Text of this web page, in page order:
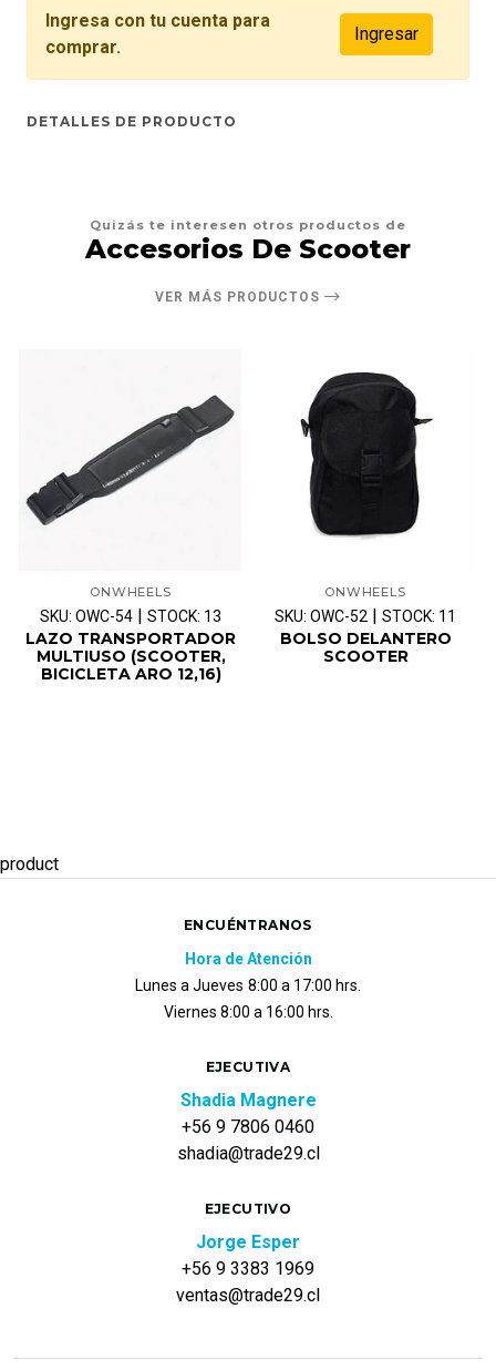
Ingresa con tu cuenta para
comprar.
Ingresar
DETALLES DE PRODUCTO
Quizás te interesen otros productos de
Accesorios De Scooter
VER MÁS PRODUCTOS
ONWHEELS
SKU: OWC-54 STOCK: 13
LAZO TRANSPORTADOR
MULTIUSO (SCOOTER,
BICICLETA ARO 12,16)
ONWHEELS
SKU: OWC-52 STOCK: 11
BOLSO DELANTERO
SCOOTER
product
ENCUÉNTRANOS
Hora de Atención
Lunes a Jueves 8:00 a 17:00 hrs.
Viernes 8:00 a 16:00 hrs.
EJECUTIVA
Shadia Magnere
+56 9 7806 0460
shadia@trade29.cl
EJECUTIVO
Jorge Esper
+56 9 3383 1969
ventas@trade29.cl